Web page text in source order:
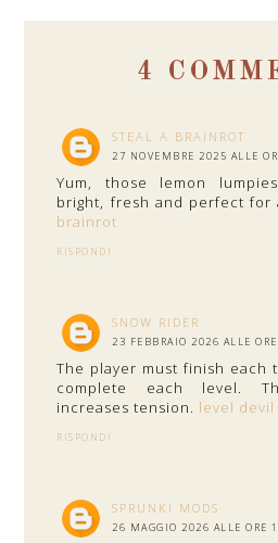
4
STEAL A BRAINROT
27 NOVEMBRE 2025 ALLE
Yum, those lemon
bright, fresh and perfect for
brainrot
RISPONDI
SNOW RIDER
23 FEBBRAIO 2026 ALLE
The player must finish each
complete each level.
increases tension. level devil
RISPONDI
SPRUNKI MODS
26 MAGGIO 2026 ALLE ORE